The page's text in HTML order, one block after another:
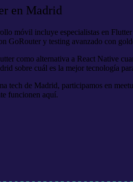
en Madrid
móvil incluye especialistas en
GoRouter y testing avanzado con
como alternativa a React Native
sobre cuál es la mejor tecnología
tech de Madrid, participamos en
funcionen aquí.